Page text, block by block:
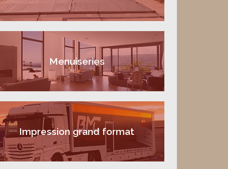
Menuiseries
Impression grand format